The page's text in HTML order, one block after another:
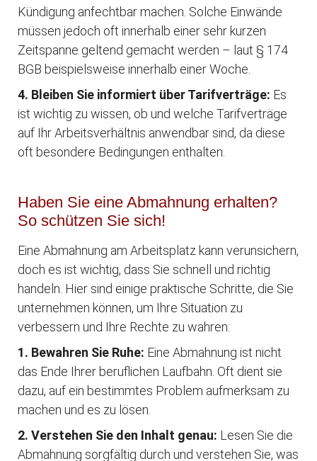
Kündigung anfechtbar machen. Solche Einwände
müssen jedoch oft innerhalb einer sehr kurzen
Zeitspanne geltend gemacht werden – laut § 174
BGB beispielsweise innerhalb einer Woche.
4. Bleiben Sie informiert über Tarifverträge: Es
ist wichtig zu wissen, ob und welche Tarifverträge
auf Ihr Arbeitsverhältnis anwendbar sind, da diese
oft besondere Bedingungen enthalten.
Haben Sie eine Abmahnung erhalten?
So schützen Sie sich!
Eine Abmahnung am Arbeitsplatz kann verunsichern,
doch es ist wichtig, dass Sie schnell und richtig
handeln. Hier sind einige praktische Schritte, die Sie
unternehmen können, um Ihre Situation zu
verbessern und Ihre Rechte zu wahren:
1. Bewahren Sie Ruhe: Eine Abmahnung ist nicht
das Ende Ihrer beruflichen Laufbahn. Oft dient sie
dazu, auf ein bestimmtes Problem aufmerksam zu
machen und es zu lösen.
2. Verstehen Sie den Inhalt genau: Lesen Sie die
Abmahnung sorgfältig durch und verstehen Sie, was